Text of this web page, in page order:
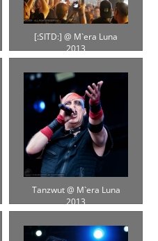
[:SITD:] @ M`era Luna
2013
Tanzwut @ M`era Luna
2013